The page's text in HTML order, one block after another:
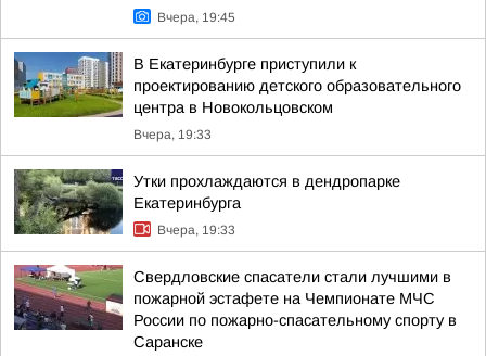
Вчера, 19:45
В Екатеринбурге приступили к
проектированию детского образовательного
центра в Новокольцовском
Вчера, 19:33
Утки прохлаждаются в дендропарке
Екатеринбурга
Вчера, 19:33
Свердловские спасатели стали лучшими в
пожарной эстафете на Чемпионате МЧС
России по пожарно-спасательному спорту в
Саранске